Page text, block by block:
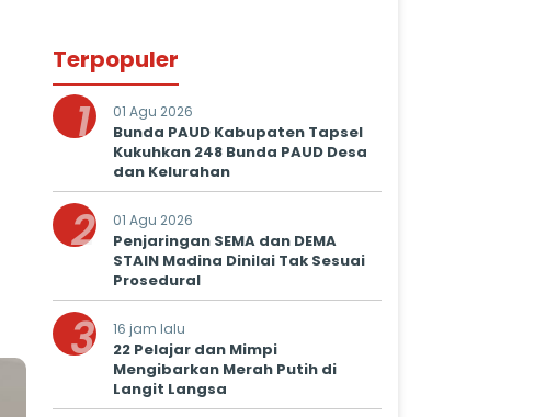
Terpopuler
1 01 Agu 2026
Bunda PAUD Kabupaten Tapsel
Kukuhkan 248 Bunda PAUD Desa
dan Kelurahan
2 01 Agu 2026
Penjaringan SEMA dan DEMA
STAIN Madina Dinilai Tak Sesuai
Prosedural
3 16 jam lalu
22 Pelajar dan Mimpi
Mengibarkan Merah Putih di
Langit Langsa